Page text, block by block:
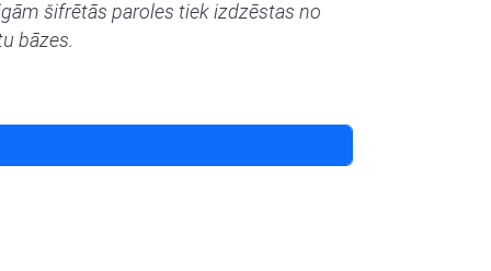
šifrētās paroles tiek izdzēstas no
bāzes.